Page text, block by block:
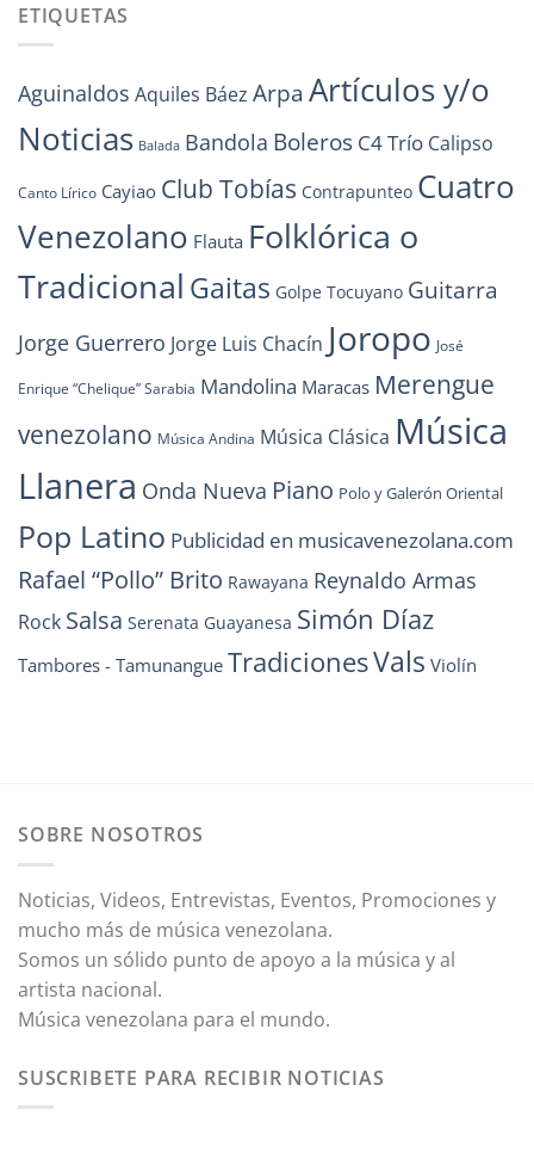
ETIQUETAS
Aguinaldos Aquiles Báez Arpa Artículos y/o
Noticias Balada Bandola Boleros C4 Trío Calipso
Canto Lírico Cayiao Club Tobías Contrapunteo Cuatro
Venezolano Flauta Folklórica o
Tradicional Gaitas Golpe Tocuyano Guitarra
Jorge Guerrero Jorge Luis Chacín Joropo José
Enrique “Chelique” Sarabia Mandolina Maracas Merengue
venezolano Música Andina Música Clásica Música
Llanera Onda Nueva Piano Polo y Galerón Oriental
Pop Latino Publicidad en musicavenezolana.com
Rafael “Pollo” Brito Rawayana Reynaldo Armas
Rock Salsa Serenata Guayanesa Simón Díaz
Tambores - Tamunangue TradicionesVals Violín
SOBRE NOSOTROS
Noticias, Videos, Entrevistas, Eventos, Promociones y
mucho más de música venezolana.
Somos un sólido punto de apoyo a la música y al
artista nacional.
Música venezolana para el mundo.
SUSCRIBETE PARA RECIBIR NOTICIAS